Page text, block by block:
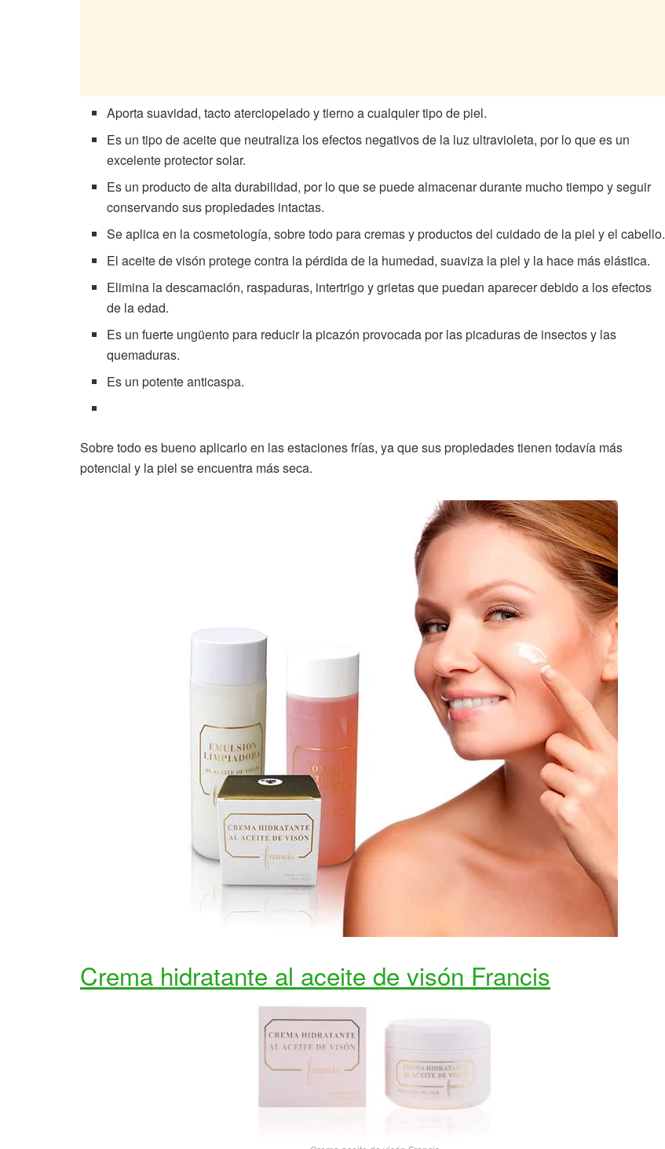
Aporta suavidad, tacto aterciopelado y tierno a cualquier tipo de piel.
Es un tipo de aceite que neutraliza los efectos negativos de la luz ultravioleta, por lo que es un
excelente protector solar.
Es un producto de alta durabilidad, por lo que se puede almacenar durante mucho tiempo y seguir
conservando sus propiedades intactas.
Se aplica en la cosmetología, sobre todo para cremas y productos del cuidado de la piel y el cabello.
El aceite de visón protege contra la pérdida de la humedad, suaviza la piel y la hace más elástica.
Elimina la descamación, raspaduras, intertrigo y grietas que puedan aparecer debido a los efectos
de la edad.
Es un fuerte ungüento para reducir la picazón provocada por las picaduras de insectos y las
quemaduras.
Es un potente anticaspa.
Sobre todo es bueno aplicarlo en las estaciones frías, ya que sus propiedades tienen todavía más
potencial y la piel se encuentra más seca.
Crema hidratante al aceite de visón Francis